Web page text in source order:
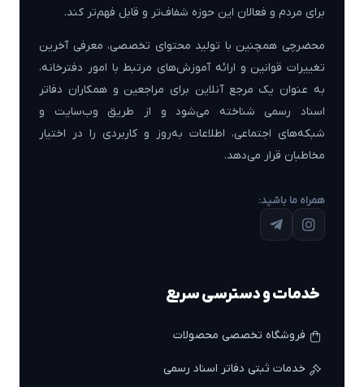
برای مردم و فعالان این حوزه شفاف‌تر و قابل فهم‌تر کند.
محضرچی همچنین با تولید محتوای تخصصی، معرفی آخرین
تغییرات قوانین و ارائه آموزش‌های مرتبط با امور دفترخانه،
به عنوان یک مرجع آنلاین برای مراجعین و همکاران دفاتر
اسناد رسمی شناخته می‌شود و از طریق وب‌سایت و
شبکه‌های اجتماعی، اطلاعات به‌روز و کاربردی را در اختیار
مخاطبان قرار می‌دهد.
همراه ما باشید:
خدمات و دسترسی سریع
فروشگاه تخصصی محصولات
خدمات ثبتی دفاتر اسناد رسمی